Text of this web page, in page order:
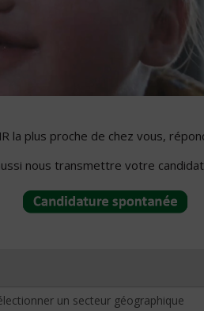
la plus proche de chez vous,
nous transmettre votre